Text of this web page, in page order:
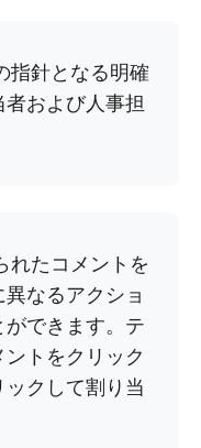
指針となる明確
および人事担
れたコメントを
なるアクショ
できます。テ
トをクリック
クして割り当